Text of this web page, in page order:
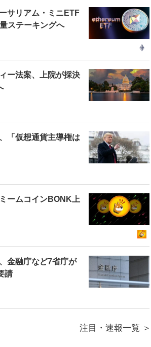
サリアム・ミニETF
ステーキングへ
ー法案、上院が採決
「仮想通貨主導権は
ームコインBONK上
金融庁など7省庁が
請
注目・速報一覧